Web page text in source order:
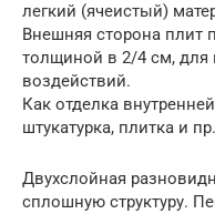
легкий (ячеистый)
Внешняя сторона плит
толщиной в 2/4 см,
воздействий.
Как отделка
штукатурка, плитка и пр.
Двухслойная
сплошную структуру.